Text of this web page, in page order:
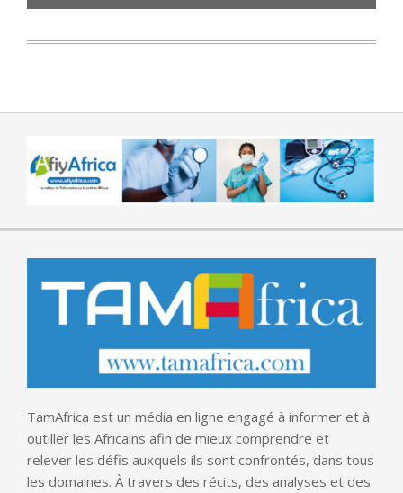
TamAfrica est un média en ligne engagé à informer et à
outiller les Africains afin de mieux comprendre et
relever les défis auxquels ils sont confrontés, dans tous
les domaines. À travers des récits, des analyses et des